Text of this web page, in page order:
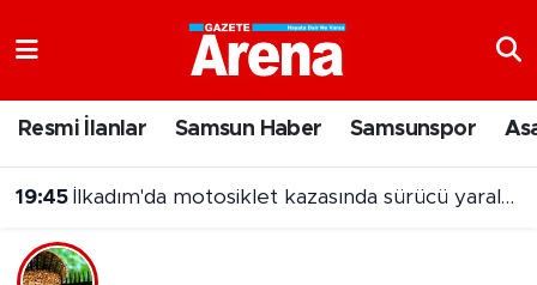
Resmi İlanlar Samsun Haber Samsunspor
19:45 İlkadım'da motosiklet kazasında sürücü yaralandı
Trafik Durumu